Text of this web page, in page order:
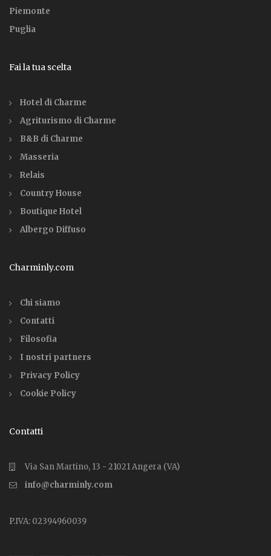
Piemonte
Puglia
Fai la tua scelta
Hotel di Charme
Agriturismo di Charme
B&B di Charme
Masseria
Relais
Country House
Boutique Hotel
Albergo Diffuso
Charminly.com
Chi siamo
Contatti
Filosofia
I nostri partners
Privacy Policy
Cookie Policy
Contatti
Via San Martino, 13 - 21021 Angera (VA)
info@charminly.com
P.IVA: 02394960039